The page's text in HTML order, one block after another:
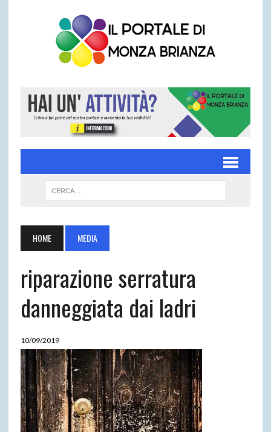
HOME MEDIA
riparazione serratura
danneggiata dai ladri
10/09/2019